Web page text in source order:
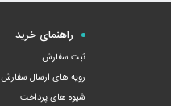
راهنمای خرید
ثبت سفارش
رویه های ارسال سفارش
شیوه های پرداخت